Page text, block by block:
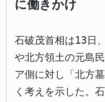
に働きかけ
石破茂首相は13日
や北方領土の元島
ア側に対し「北方
く考えを示した。